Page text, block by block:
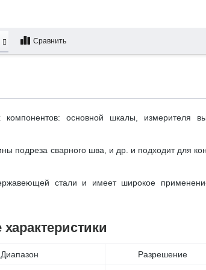
Сравнить
основной шкалы, измерителя
сварного шва, и др. и подходит для
стали и имеет широкое
Диапазон Разрешение